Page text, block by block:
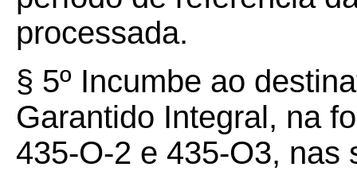
processada.
§ 5º Incumbe ao
Garantido Integral, na
435-O-2 e 435-O3, nas